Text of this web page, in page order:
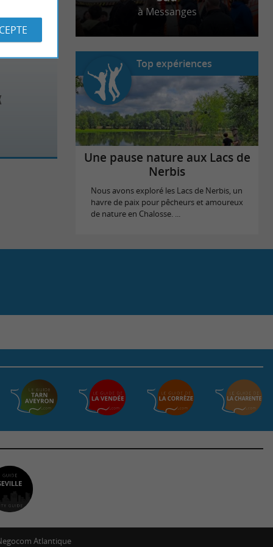
à Messanges
Top expériences
Une pause nature aux Lacs de
Nerbis
Nous avons exploré les Lacs de Nerbis, un
havre de paix pour pêcheurs et amoureux
de nature en Chalosse. ...
Atlantique